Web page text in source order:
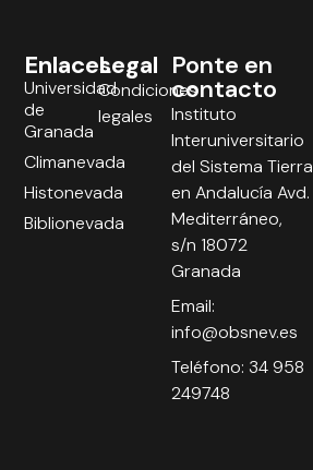
Legal
Condiciones
legales
Enlaces
Universidad
de
Granada
Climanevada
Histonevada
Biblionevada
Ponte en
contacto
Instituto
Interuniversitario
del Sistema Tierra
en Andalucía Avd.
Mediterráneo,
s/n 18072
Granada
Email:
info@obsnev.es
Teléfono: 34 958
249748